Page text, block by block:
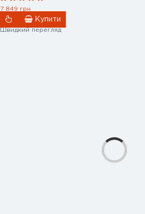
7 849 грн
Купити
Швидкий перегляд